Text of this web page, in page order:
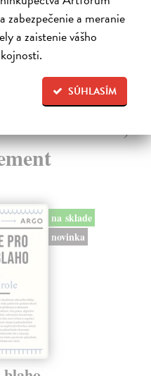
zabezpečenie a meranie
a zaistenie vášho
SÚHLASÍM
ekonomika,
na sklade
novinka